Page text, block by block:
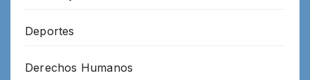
Deportes
Derechos Humanos